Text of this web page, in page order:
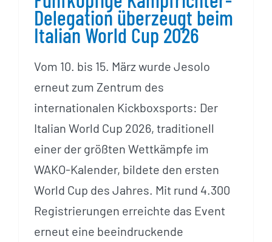
Delegation überzeugt beim
Italian World Cup 2026
Vom 10. bis 15. März wurde Jesolo
erneut zum Zentrum des
internationalen Kickboxsports: Der
Italian World Cup 2026, traditionell
einer der größten Wettkämpfe im
WAKO-Kalender, bildete den ersten
World Cup des Jahres. Mit rund 4.300
Registrierungen erreichte das Event
erneut eine beeindruckende